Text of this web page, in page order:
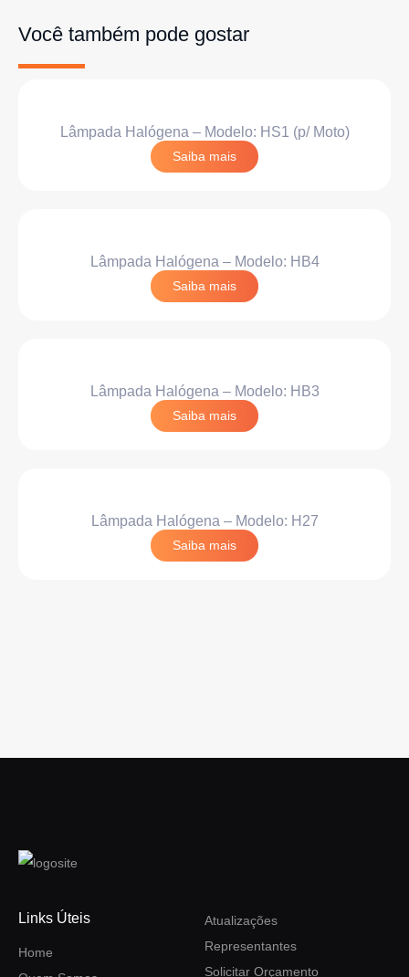
Você também pode gostar
Lâmpada Halógena – Modelo: HS1 (p/ Moto)
Saiba mais
Lâmpada Halógena – Modelo: HB4
Saiba mais
Lâmpada Halógena – Modelo: HB3
Saiba mais
Lâmpada Halógena – Modelo: H27
Saiba mais
Links Úteis
Home
Atualizações
Representantes
Solicitar Orçamento